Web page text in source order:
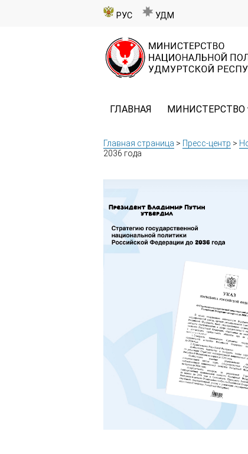
РУС УДМ
ГЛАВНАЯ МИНИСТЕРСТВО
Главная страница > Пресс-центр >
2036 года